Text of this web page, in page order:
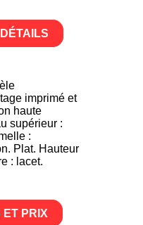
imprimé et
haute
supérieur :
:
Plat. Hauteur
: lacet.
ET PRIX